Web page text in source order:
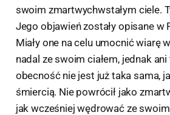
swoim zmartwychwstałym ciele.
Jego objawień zostały opisane w
Miały one na celu umocnić wiarę
nadal ze swoim ciałem, jednak
obecność nie jest już taka sama,
śmiercią. Nie powrócił jako
jak wcześniej wędrować ze